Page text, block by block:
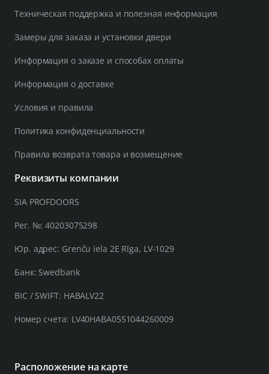
Техническая поддержка и полезная информация
Замеры для заказа и установки двери
Информация о заказе и способах оплаты
Информация о доставке
Условия и правила
Политика конфиденциальности
Правила возврата товара и возмещение
Реквизиты компании
SIA PROFDOORS
Рег. №: 40203075298
Юр. адрес: Grenču iela 2E Rīga, LV-1029
Банк: Swedbank
BIC / SWIFT: HABALV22
Номер счета: LV40HABA0551044260009
Расположение на карте